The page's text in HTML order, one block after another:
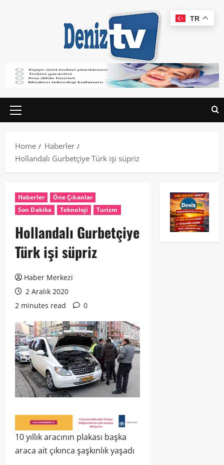
Home
Haberler
Hollandalı Gurbetçiye Türk işi süpriz
Haberler
Öne Çıkanlar
Son Dakika
Teknoloji Turizm
Hollandalı Gurbetçiye
Türk işi süpriz
Haber Merkezi
2 Aralık 2020
2 minutes read
0
10 yıllık aracının plakası başka
araca ait çıkınca şaşkınlık yaşadı
TR